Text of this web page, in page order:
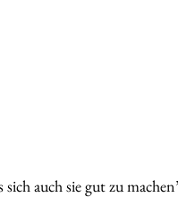
auch sie gut zu